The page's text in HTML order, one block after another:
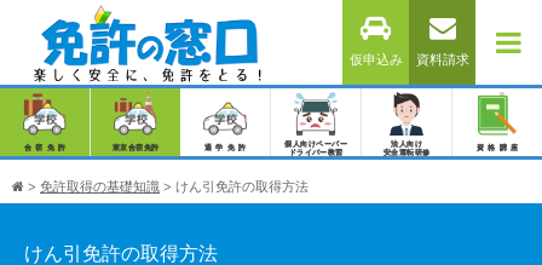
仮申込み 資料請求
合宿免許 東京合宿免許 通学免許
個人向けペーパー
ドライバー教習
法人向け
安全運転研修
資格講座
> 免許取得の基礎知識 > けん引免許の取得方法
けん引免許の取得方法